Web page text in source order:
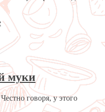
муки
говоря, у этого